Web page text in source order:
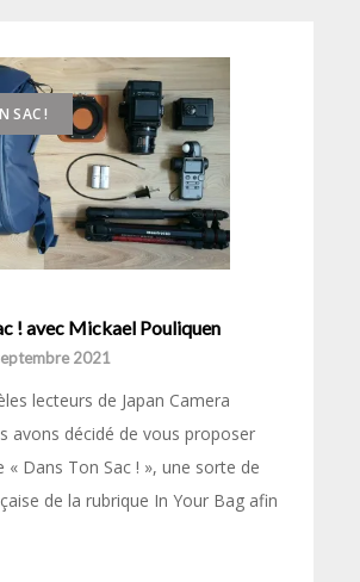
SAC !
! avec Mickael Pouliquen
2021
lecteurs de Japan Camera
avons décidé de vous proposer
« Dans Ton Sac ! », une sorte de
de la rubrique In Your Bag afin